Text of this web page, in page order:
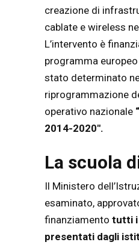
creazione di
cablate e wireless
L’intervento è
programma europeo
stato determinato
riprogrammazione
operativo nazionale
2014-2020″.
La scuola
Il Ministero
esaminato,
finanziamento tutti
presentati dagli